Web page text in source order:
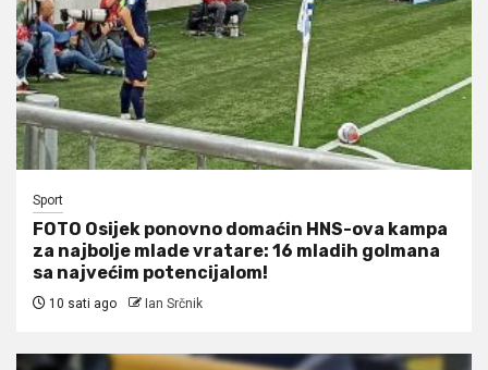
Sport
FOTO Osijek ponovno domaćin HNS-ova kampa
za najbolje mlade vratare: 16 mladih golmana
sa najvećim potencijalom!
10 sati ago Ian Srčnik